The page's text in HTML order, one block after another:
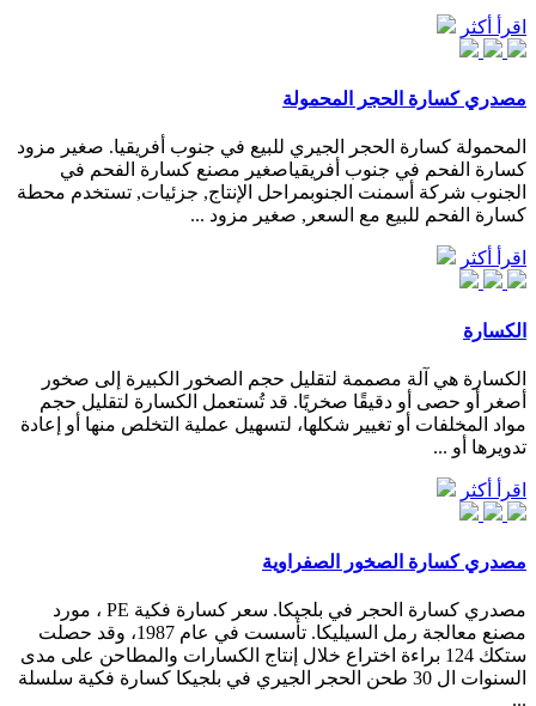
اقرأ أكثر
مصدري كسارة الحجر المحمولة
المحمولة كسارة الحجر الجيري للبيع في جنوب أفريقيا. صغير مزود
كسارة الفحم في جنوب أفريقياصغير مصنع كسارة الفحم في
الجنوب شركة أسمنت الجنوبمراحل الإنتاج, جزئیات, تستخدم محطة
كسارة الفحم للبيع مع السعر, صغير مزود ...
اقرأ أكثر
الكسارة
الكسارة هي آلة مصممة لتقليل حجم الصخور الكبيرة إلى صخور
أصغر أو حصى أو دقيقًا صخريًا. قد تُستعمل الكسارة لتقليل حجم
مواد المخلفات أو تغيير شكلها، لتسهيل عملية التخلص منها أو إعادة
تدويرها أو ...
اقرأ أكثر
مصدري كسارة الصخور الصفراوية
مصدري كسارة الحجر في بلجيكا. سعر كسارة فكية PE ، مورد
مصنع معالجة رمل السيليكا. تأسست في عام 1987، وقد حصلت
ستكك 124 براءة اختراع خلال إنتاج الكسارات والمطاحن على مدى
السنوات ال 30 طحن الحجر الجيري في بلجيكا كسارة فكية سلسلة
...